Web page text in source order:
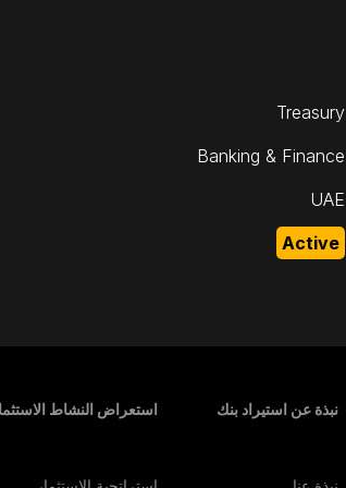
Treasury
Banking & Finance
UAE
Active
Footer Menu
نبذة عن استيراد بنك استعراض النشاط